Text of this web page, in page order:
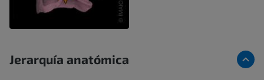
Jerarquía anatómica